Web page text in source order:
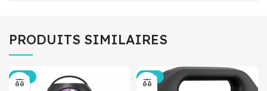
PRODUITS SIMILAIRES
-33% -62%